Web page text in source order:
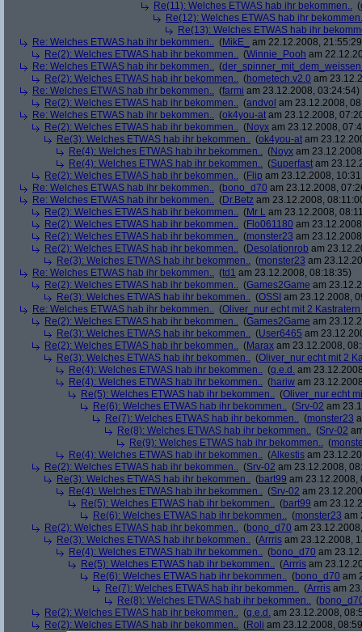
Re(11): Welches ETWAS hab ihr bekommen.. (
Re(12): Welches ETWAS hab ihr
Re(13): Welches ETWAS hab ihr
Re: Welches ETWAS hab ihr bekommen.. (MikE_
am 22.12.2008,
Re(2): Welches ETWAS hab ihr bekommen.. (Winnie_Pooh am
Re: Welches ETWAS hab ihr bekommen.. (
Re(2): Welches ETWAS hab ihr bekommen.. (hometech.v2.0 am
Re: Welches ETWAS hab ihr bekommen.. (farmi am 23.12.2008, 03:24:54)
Re(2): Welches ETWAS hab ihr bekommen.. (andvol am 23.12.2008,
Re: Welches ETWAS hab ihr bekommen.. (ok4you-at am 23.12.2008,
Re(2): Welches ETWAS hab ihr bekommen.. (Noyx am 23.12.2008,
Re(3): Welches ETWAS hab ihr bekommen.. (ok4you-at am
Re(4): Welches ETWAS hab ihr bekommen.. (Noyx am
Re(4): Welches ETWAS hab ihr bekommen.. (Superfast am
Re(2): Welches ETWAS hab ihr bekommen.. (Flip am 23.12.2008,
Re: Welches ETWAS hab ihr bekommen.. (bono_d70 am 23.12.2008,
Re: Welches ETWAS hab ihr bekommen.. (Dr.Betz am 23.12.2008,
Re(2): Welches ETWAS hab ihr bekommen.. (Mr L am 23.12.2008,
Re(2): Welches ETWAS hab ihr bekommen.. (Flo061180 am
Re(2): Welches ETWAS hab ihr bekommen.. (monster23 am
Re(2): Welches ETWAS hab ihr bekommen.. (Desolationrob am
Re(3): Welches ETWAS hab ihr bekommen.. (monster23 am
Re: Welches ETWAS hab ihr bekommen.. (td1 am 23.12.2008, 08:18:35)
Re(2): Welches ETWAS hab ihr bekommen.. (Games2Game am
Re(3): Welches ETWAS hab ihr bekommen.. (OSSI am 23.12.2008,
Re: Welches ETWAS hab ihr bekommen.. (Oliver_nur echt mit 2
Re(2): Welches ETWAS hab ihr bekommen.. (Games2Game am
Re(3): Welches ETWAS hab ihr bekommen.. (User6465 am
Re(2): Welches ETWAS hab ihr bekommen.. (Marax am 23.12.2008,
Re(3): Welches ETWAS hab ihr bekommen.. (Oliver_nur echt mit 2
Re(4): Welches ETWAS hab ihr bekommen.. (q.e.d. am
Re(4): Welches ETWAS hab ihr bekommen.. (hariw am
Re(5): Welches ETWAS hab ihr bekommen.. (Oliver_nur echt
Re(6): Welches ETWAS hab ihr bekommen.. (Srv-02 am
Re(7): Welches ETWAS hab ihr bekommen.. (monster23
Re(8): Welches ETWAS hab ihr bekommen.. (Srv-02
Re(9): Welches ETWAS hab ihr bekommen.. (
Re(4): Welches ETWAS hab ihr bekommen.. (Alkestis am
Re(2): Welches ETWAS hab ihr bekommen.. (Srv-02 am 23.12.2008,
Re(3): Welches ETWAS hab ihr bekommen.. (bart99 am 23.12.2008,
Re(4): Welches ETWAS hab ihr bekommen.. (Srv-02 am
Re(5): Welches ETWAS hab ihr bekommen.. (bart99 am
Re(6): Welches ETWAS hab ihr bekommen.. (monster23 am
Re(2): Welches ETWAS hab ihr bekommen.. (bono_d70 am
Re(3): Welches ETWAS hab ihr bekommen.. (Arrris am 23.12.2008,
Re(4): Welches ETWAS hab ihr bekommen.. (bono_d70 am
Re(5): Welches ETWAS hab ihr bekommen.. (Arrris am
Re(6): Welches ETWAS hab ihr bekommen.. (bono_d70 am
Re(7): Welches ETWAS hab ihr bekommen.. (Arrris am
Re(8): Welches ETWAS hab ihr bekommen.. (
Re(2): Welches ETWAS hab ihr bekommen.. (q.e.d. am 23.12.2008,
Re(2): Welches ETWAS hab ihr bekommen.. (Roli am 23.12.2008,